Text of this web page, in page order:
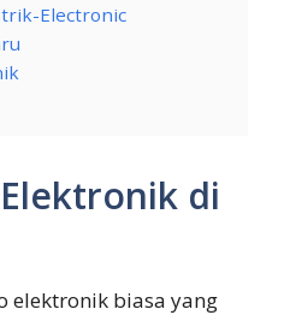
Electronic
di
elektronik biasa yang